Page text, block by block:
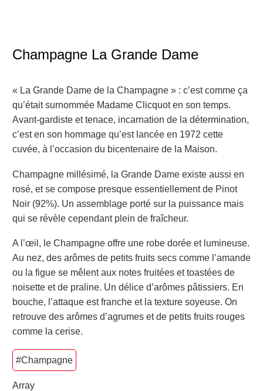
Champagne La Grande Dame
« La Grande Dame de la Champagne » : c’est comme ça
qu’était surnommée Madame Clicquot en son temps.
Avant-gardiste et tenace, incarnation de la détermination,
c’est en son hommage qu’est lancée en 1972 cette
cuvée, à l’occasion du bicentenaire de la Maison.
Champagne millésimé, la Grande Dame existe aussi en
rosé, et se compose presque essentiellement de Pinot
Noir (92%). Un assemblage porté sur la puissance mais
qui se révèle cependant plein de fraîcheur.
A l’œil, le Champagne offre une robe dorée et lumineuse.
Au nez, des arômes de petits fruits secs comme l’amande
ou la figue se mêlent aux notes fruitées et toastées de
noisette et de praline. Un délice d’arômes pâtissiers. En
bouche, l’attaque est franche et la texture soyeuse. On
retrouve des arômes d’agrumes et de petits fruits rouges
comme la cerise.
#Champagne
Array